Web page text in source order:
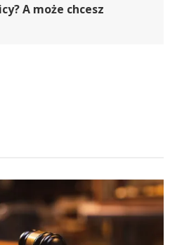
A może chcesz